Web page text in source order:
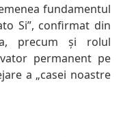
fundamentul
Si”, confirmat din
precum și rolul
permanent pe
a „casei noastre